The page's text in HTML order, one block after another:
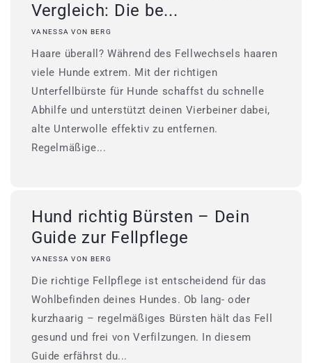
Vergleich: Die be...
VANESSA VON BERG
Haare überall? Während des Fellwechsels haaren
viele Hunde extrem. Mit der richtigen
Unterfellbürste für Hunde schaffst du schnelle
Abhilfe und unterstützt deinen Vierbeiner dabei,
alte Unterwolle effektiv zu entfernen.
Regelmäßige...
Hund richtig Bürsten – Dein
Guide zur Fellpflege
VANESSA VON BERG
Die richtige Fellpflege ist entscheidend für das
Wohlbefinden deines Hundes. Ob lang- oder
kurzhaarig – regelmäßiges Bürsten hält das Fell
gesund und frei von Verfilzungen. In diesem
Guide erfährst du...